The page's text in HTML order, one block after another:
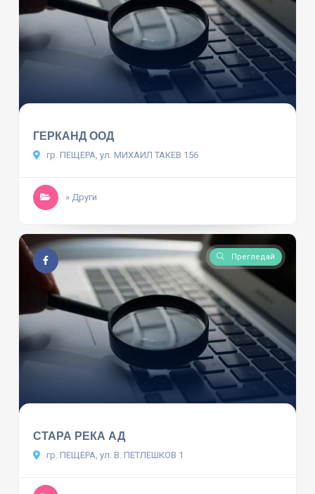
ГЕРКАНД ООД
гр. ПЕЩЕРА, ул. МИХАИЛ ТАКЕВ 156
» Други
Прегледай
СТАРА РЕКА АД
гр. ПЕЩЕРА, ул. В. ПЕТЛЕШКОВ 1